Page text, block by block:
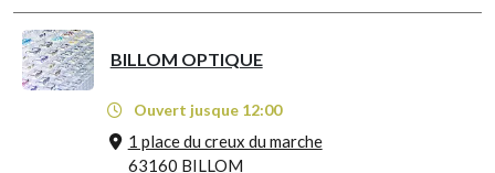
BILLOM OPTIQUE
Ouvert jusque 12:00
1 place du creux du marche
63160 BILLOM